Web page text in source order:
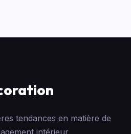
tendances en matière de